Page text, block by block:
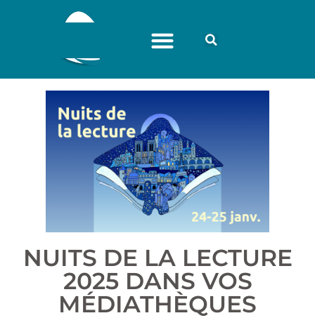
NUITS DE LA LECTURE
2025 DANS VOS
MÉDIATHÈQUES